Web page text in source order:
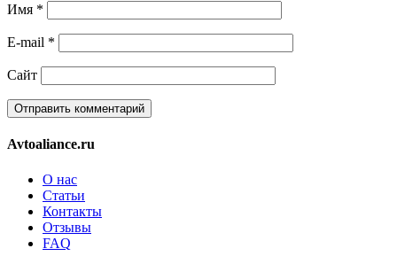
Имя *
E-mail *
Сайт
Avtoaliance.ru
О нас
Статьи
Контакты
Отзывы
FAQ